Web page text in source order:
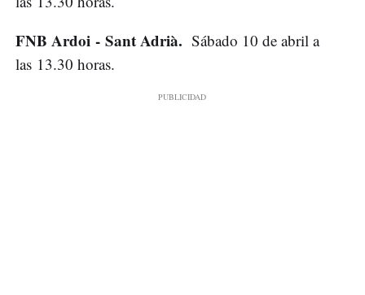
FNB Ardoi - Sant Adrià. Sábado 10 de abril a
las 13.30 horas.